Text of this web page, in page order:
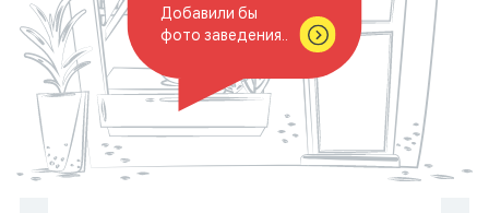
Добавили бы
фото заведения..